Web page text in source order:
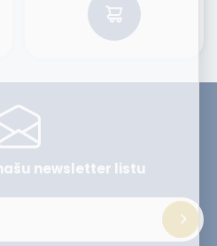
newsletter listu